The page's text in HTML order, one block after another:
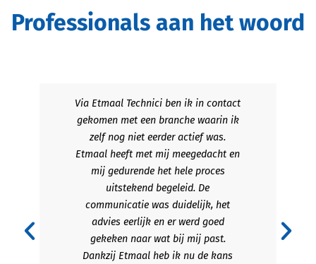
Professionals aan het woord
Via Etmaal Technici ben ik in contact
gekomen met een branche waarin ik
zelf nog niet eerder actief was.
Etmaal heeft met mij meegedacht en
mij gedurende het hele proces
uitstekend begeleid. De
communicatie was duidelijk, het
advies eerlijk en er werd goed
gekeken naar wat bij mij past.
Dankzij Etmaal heb ik nu de kans